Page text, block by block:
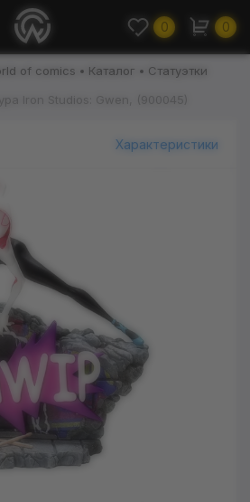
0 0
of comics Каталог
Статуэтки
Iron Studios: Gwen, (900045)
Характеристики